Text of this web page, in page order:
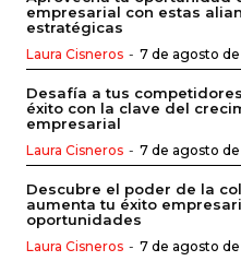
empresarial con estas
estratégicas
Laura Cisneros - 7 de agosto
Desafía a tus
éxito con la clave del
empresarial
Laura Cisneros - 7 de agosto
Descubre el poder de la
aumenta tu éxito
oportunidades
Laura Cisneros - 7 de agosto